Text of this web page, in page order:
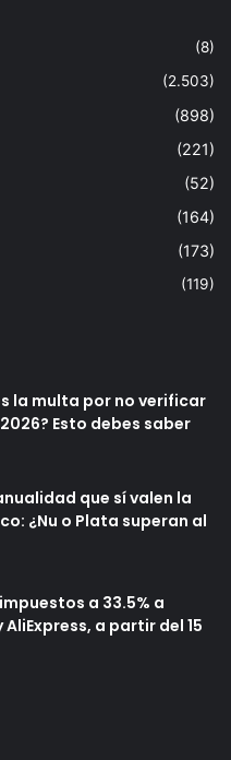
(8)
(2.503)
(898)
(221)
(52)
(164)
(173)
(119)
la multa por no verificar
Esto debes saber
que sí valen la
¿Nu o Plata superan al
a 33.5% a
AliExpress, a partir del 15